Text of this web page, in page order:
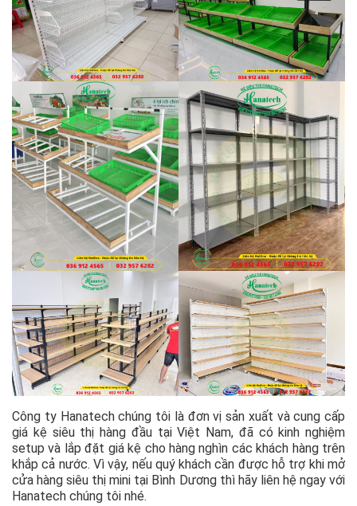
Công ty Hanatech chúng tôi là đơn vị sản xuất và cung cấp
giá kệ siêu thị hàng đầu tại Việt Nam, đã có kinh nghiệm
setup và lắp đặt giá kệ cho hàng nghìn các khách hàng trên
khắp cả nước. Vì vậy, nếu quý khách cần được hỗ trợ khi mở
cửa hàng siêu thị mini tại Bình Dương thì hãy liên hệ ngay với
Hanatech chúng tôi nhé.